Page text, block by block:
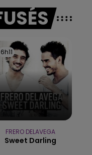
6h11
6h11
FRERO DELAVEGA
Sweet Darling